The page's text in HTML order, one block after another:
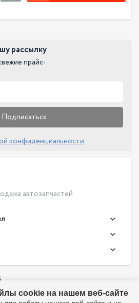
рассылку
прайс-
Подписаться
конфиденциальности
автозапчастей
прайс в PDF
cookie на нашем веб-сайте